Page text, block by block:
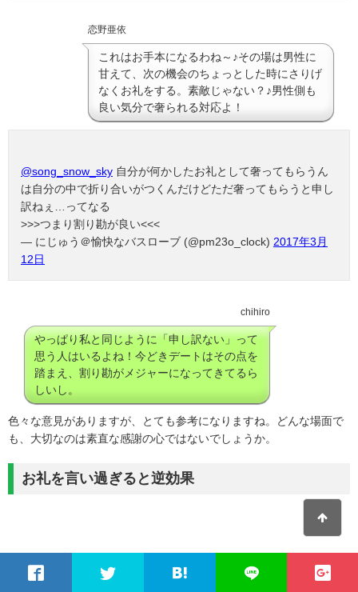
恋野亜依
これはお手本になるわね～♪その場は男性に
甘えて、次の機会のちょっとした時にさりげ
なくお礼をする。素敵じゃない？♪男性側も
良い気分で奢られる対応よ！
@song_snow_sky 自分が何かしたお礼として奢ってもらうん
は自分の中で折り合いがつくんだけどただ奢ってもらうと申し
訳ねぇ…ってなる
>>>つまり割り勘が良い<<<
— にじゅう＠愉快なバスローブ (@pm23o_clock) 2017年3月
12日
chihiro
やっぱり私と同じように「申し訳ない」って
思う人はいるよね！今どきデートはその点を
踏まえ、割り勘がメジャーになってきてるら
しいし。
色々な意見がありますが、とても参考になりますね。どんな場面で
も、大切なのは素直な感謝の心ではないでしょうか。
お礼を言い過ぎると逆効果